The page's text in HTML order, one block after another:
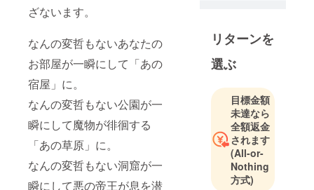
ざないます。
なんの変哲もないあなたの
お部屋が一瞬にして「あの
宿屋」に。
なんの変哲もない公園が一
瞬にして魔物が徘徊する
「あの草原」に。
なんの変哲もない洞窟が一
瞬にして悪の帝王が息を潜
代理サービ
ス チョロ
リ」で鼻毛
人を救った
り、
「Kinect 巨
乳」で巨乳
になって喜
んだり、
リターンを
選ぶ
目標金額
未達なら
全額返金
されます
(All-or-
Nothing
方式)